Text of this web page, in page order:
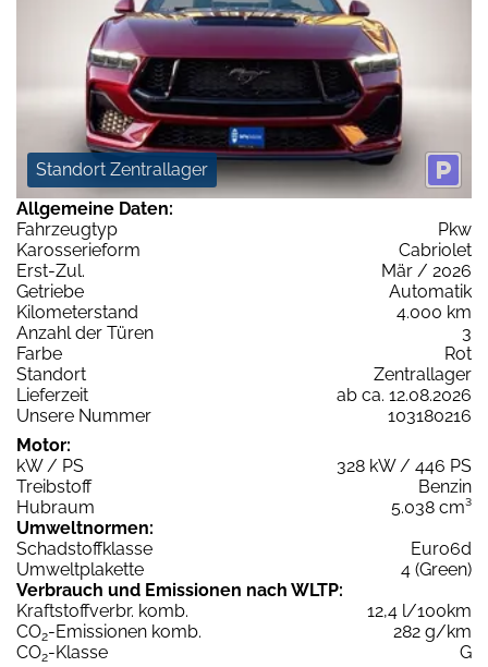
Standort Zentrallager
Allgemeine Daten:
Fahrzeugtyp
Pkw
Karosserieform
Cabriolet
Erst-Zul.
Mär / 2026
Getriebe
Automatik
Kilometerstand
4.000 km
Anzahl der Türen
3
Farbe
Rot
Standort
Zentrallager
Lieferzeit
ab ca. 12.08.2026
Unsere Nummer
103180216
Motor:
kW / PS
328 kW / 446 PS
Treibstoff
Benzin
Hubraum
5.038 cm³
Umweltnormen:
Schadstoffklasse
Euro6d
Umweltplakette
4 (Green)
Verbrauch und Emissionen nach WLTP:
Kraftstoffverbr. komb.
12,4 l/100km
CO2-Emissionen komb.
282 g/km
CO2-Klasse
G